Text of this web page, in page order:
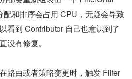
配和排序会占用 CPU，无疑会导致
看到 Contributor 自己也意识到了
没有修复。
路由或者策略变更时，触发 Filter